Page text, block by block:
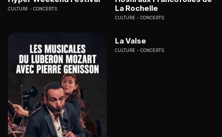
CULTURE CONCERTS
La Rochelle
CULTURE CONCERTS
La Valse
CULTURE CONCERTS